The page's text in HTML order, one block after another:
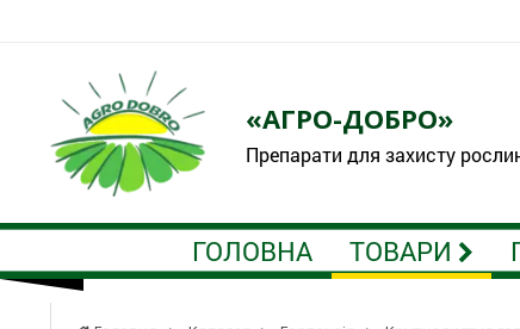
«АГРО-ДОБРО»
Препарати для захисту
ГОЛОВНА ТОВАРИ